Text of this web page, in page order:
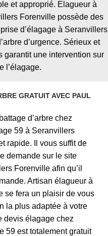
et approprié. Elagueur à
Forenville possède des
d’élagage à Seranvillers
d’urgence. Sérieux et
garantit une intervention sur
l’élagage.
GRATUIT AVEC PAUL
d’arbre chez
59 à Seranvillers
rapide. Il vous suffit de
demande sur le site
Forenville afin qu’il
Artisan élagueur à
se fera un plaisir de vous
la plus adaptée à votre
devis élagage chez
59 est totalement gratuit